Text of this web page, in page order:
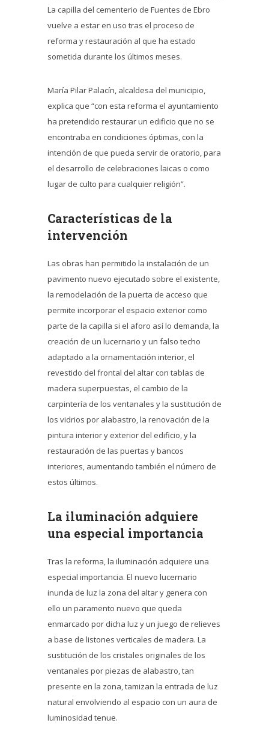
La capilla del cementerio de Fuentes de Ebro
vuelve a estar en uso tras el proceso de
reforma y restauración al que ha estado
sometida durante los últimos meses.
María Pilar Palacín, alcaldesa del municipio,
explica que “con esta reforma el ayuntamiento
ha pretendido restaurar un edificio que no se
encontraba en condiciones óptimas, con la
intención de que pueda servir de oratorio, para
el desarrollo de celebraciones laicas o como
lugar de culto para cualquier religión”.
Características de la
intervención
Las obras han permitido la instalación de un
pavimento nuevo ejecutado sobre el existente,
la remodelación de la puerta de acceso que
permite incorporar el espacio exterior como
parte de la capilla si el aforo así lo demanda, la
creación de un lucernario y un falso techo
adaptado a la ornamentación interior, el
revestido del frontal del altar con tablas de
madera superpuestas, el cambio de la
carpintería de los ventanales y la sustitución de
los vidrios por alabastro, la renovación de la
pintura interior y exterior del edificio, y la
restauración de las puertas y bancos
interiores, aumentando también el número de
estos últimos.
La iluminación adquiere
una especial importancia
Tras la reforma, la iluminación adquiere una
especial importancia. El nuevo lucernario
inunda de luz la zona del altar y genera con
ello un paramento nuevo que queda
enmarcado por dicha luz y un juego de relieves
a base de listones verticales de madera. La
sustitución de los cristales originales de los
ventanales por piezas de alabastro, tan
presente en la zona, tamizan la entrada de luz
natural envolviendo al espacio con un aura de
luminosidad tenue.